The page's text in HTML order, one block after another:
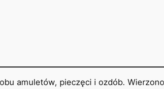
amuletów, pieczęci i ozdób.